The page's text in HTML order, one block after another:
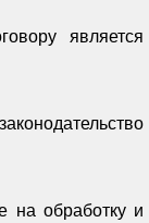
является
на обработку и